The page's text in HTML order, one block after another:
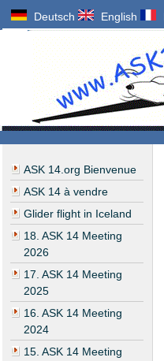
Deutsch English
ASK 14.org Bienvenue
ASK 14 à vendre
Glider flight in Iceland
18. ASK 14 Meeting
2026
17. ASK 14 Meeting
2025
16. ASK 14 Meeting
2024
15. ASK 14 Meeting